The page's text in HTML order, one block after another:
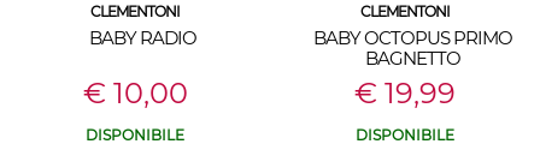
CLEMENTONI
BABY RADIO
€ 10,00
DISPONIBILE
CLEMENTONI
BABY OCTOPUS PRIMO
BAGNETTO
€ 19,99
DISPONIBILE